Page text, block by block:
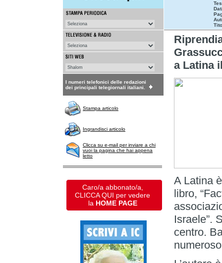
I numeri telefonici delle redazioni
dei principali telegiornali italiani.
Stampa articolo
Ingrandisci articolo
Clicca su e-mail per inviare a chi
vuoi la pagina che hai appena
letto
Caro/a abbonato/a,
CLICCA QUI per vedere
la HOME PAGE
a Latina
A Latina
libro,
Israele”.
centro.